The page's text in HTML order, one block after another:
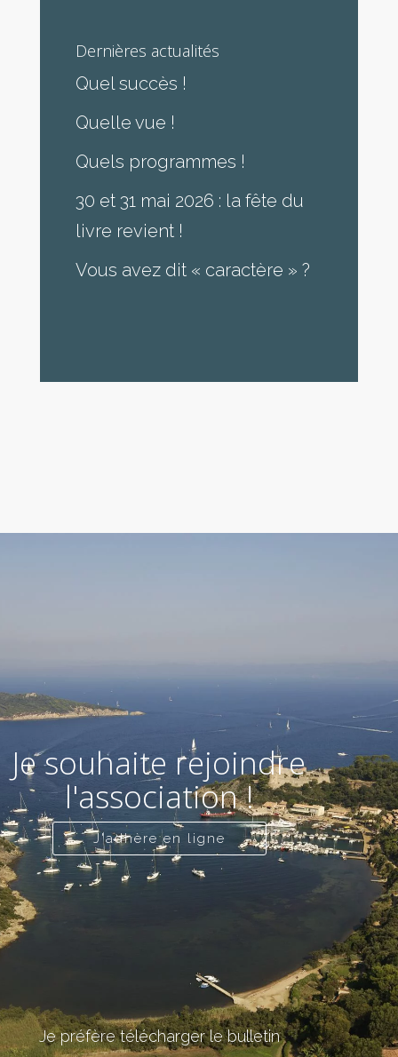
Dernières actualités
Quel succès !
Quelle vue !
Quels programmes !
30 et 31 mai 2026 : la fête du
livre revient !
Vous avez dit « caractère » ?
Je souhaite rejoindre
l'association !
J'adhère en ligne
Je préfère télécharger le bulletin